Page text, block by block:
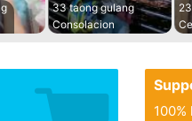
33 taong gulang
Consolacion